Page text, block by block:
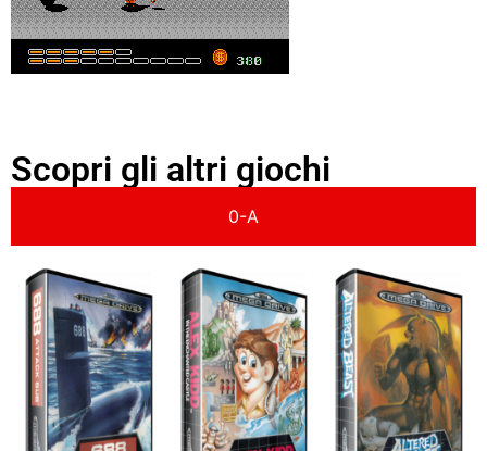
Scopri gli altri giochi
0-A